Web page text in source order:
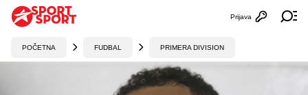
Otvori
Prijava
POČETNA FUDBAL PRIMERA DIVISION